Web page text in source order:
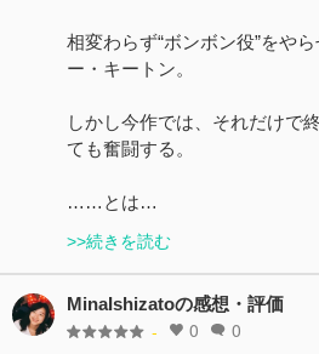
相変わらず“ボンボン役”をや
ー・キートン。
しかし今作では、それだけで
ても奮闘する。
……とは…
>>続きを読む
MinaIshizatoの感想・評価
- 0 0